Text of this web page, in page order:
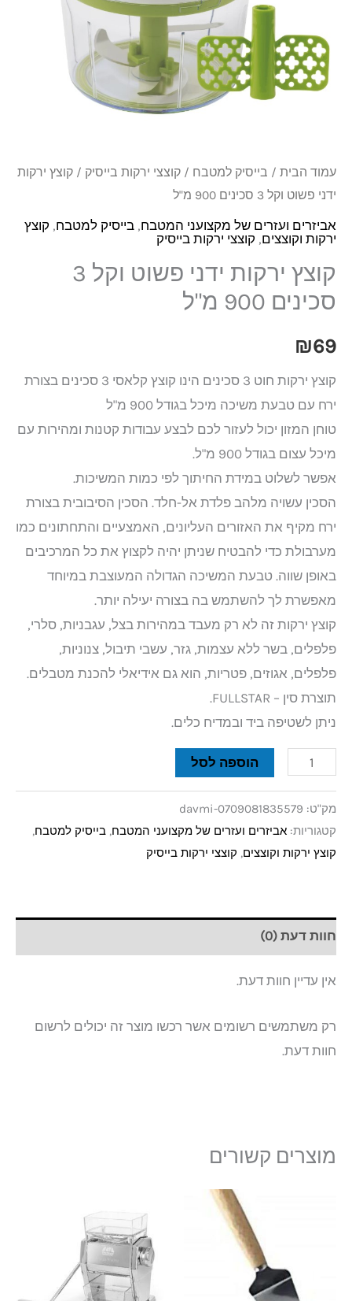
עמוד הבית / בייסיק למטבח / קוצצי ירקות בייסיק / קוצץ ירקות
ידני פשוט וקל 3 סכינים 900 מ"ל
אביזרים ועזרים של מקצועני המטבח, בייסיק למטבח, קוצץ
ירקות וקוצצים, קוצצי ירקות בייסיק
קוצץ ירקות ידני פשוט וקל 3
סכינים 900 מ"ל
₪69
קוצץ ירקות חוט 3 סכינים הינו קוצץ קלאסי 3 סכינים בצורת
ירח עם טבעת משיכה מיכל בגודל 900 מ"ל
טוחן המזון יכול לעזור לכם לבצע עבודות קטנות ומהירות עם
מיכל עצום בגודל 900 מ"ל.
אפשר לשלוט במידת החיתוך לפי כמות המשיכות.
הסכין עשויה מלהב פלדת אל-חלד. הסכין הסיבובית בצורת
ירח מקיף את האזורים העליונים, האמצעיים והתחתונים כמו
מערבולת כדי להבטיח שניתן יהיה לקצוץ את כל המרכיבים
באופן שווה. טבעת המשיכה הגדולה המעוצבת במיוחד
מאפשרת לך להשתמש בה בצורה יעילה יותר.
קוצץ ירקות זה לא רק מעבד במהירות בצל, עגבניות, סלרי,
פלפלים, בשר ללא עצמות, גזר, עשבי תיבול, צנוניות,
פלפלים, אגוזים, פטריות, הוא גם אידיאלי להכנת מטבלים.
תוצרת סין – FULLSTAR.
ניתן לשטיפה ביד ובמדיח כלים.
וקל
3
סכינים
הוספה לסל
מק"ט: davmi-0709081835579
קטגוריות: אביזרים ועזרים של מקצועני המטבח, בייסיק למטבח,
קוצץ ירקות וקוצצים, קוצצי ירקות בייסיק
חוות דעת (0)
אין עדיין חוות דעת.
רק משתמשים רשומים אשר רכשו מוצר זה יכולים לרשום
חוות דעת.
מוצרים קשורים